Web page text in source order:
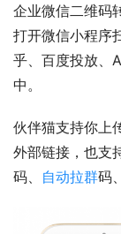
企业微信二维码
打开微信小程序
乎、百度投放、
中。
伙伴猫支持你上
外部链接，也支
码、 自动拉群码、